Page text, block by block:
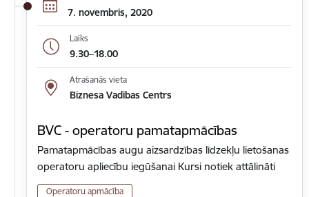
7. novembris, 2020
Laiks
9.30–18.00
Atrašanās vieta
Biznesa Vadības Centrs
BVC - operatoru pamatapmācības
Pamatapmācības augu aizsardzības līdzekļu lietošanas
operatoru apliecību iegūšanai Kursi notiek attālināti
Operatoru apmācība